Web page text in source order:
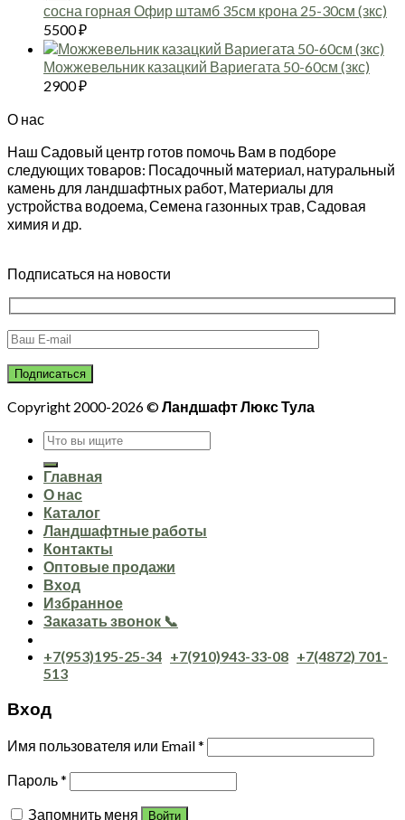
сосна горная Офир штамб 35см крона 25-30см (зкс)
5500₽
Можжевельник казацкий Вариегата 50-60см (зкс)
2900₽
О нас
Наш Садовый центр готов помочь Вам в подборе
следующих товаров: Посадочный материал, натуральный
камень для ландшафтных работ, Материалы для
устройства водоема, Семена газонных трав, Садовая
химия и др.
Подписаться на новости
Copyright 2000-2026 ©Ландшафт Люкс Тула
Искать:
Главная
О нас
Каталог
Ландшафтные работы
Контакты
Оптовые продажи
Вход
Избранное
Заказать звонок 📞
+7(953)195-25-34 +7(910)943-33-08 +7(4872) 701-
513
Вход
Имя пользователя или Email*
Пароль*
Запомнить меня
Войти